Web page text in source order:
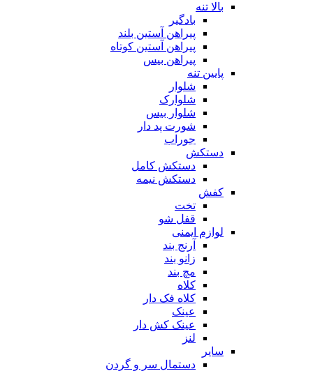
بالا تنه
بادگیر
پیراهن آستین بلند
پیراهن آستین کوتاه
پیراهن بیس
پایین تنه
شلوار
شلوارک
شلوار بیس
شورت پد دار
جوراب
دستکش
دستکش کامل
دستکش نیمه
کفش
تخت
قفل شو
لوازم ایمنی
آرنج بند
زانو بند
مچ بند
کلاه
کلاه فک دار
عینک
عینک کش دار
لنز
سایر
دستمال سر و گردن